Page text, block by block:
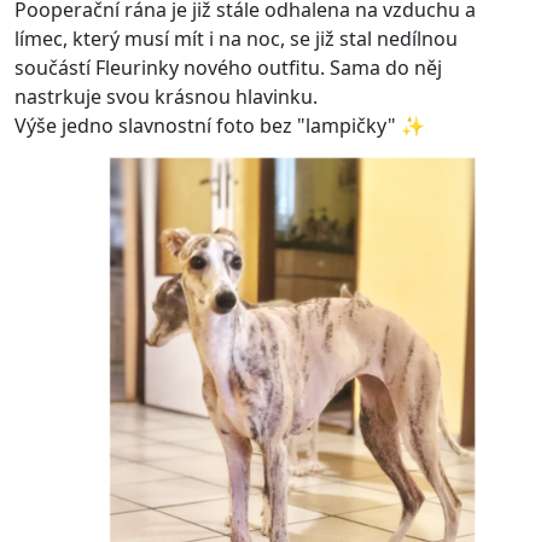
Pooperační rána je již stále odhalena na vzduchu a
límec, který musí mít i na noc, se již stal nedílnou
součástí Fleurinky nového outfitu. Sama do něj
nastrkuje svou krásnou hlavinku.
Výše jedno slavnostní foto bez "lampičky" ✨